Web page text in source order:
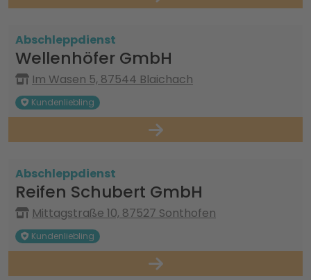
Abschleppdienst
Wellenhöfer GmbH
Im Wasen 5, 87544 Blaichach
Kundenliebling
Abschleppdienst
Reifen Schubert GmbH
Mittagstraße 10, 87527 Sonthofen
Kundenliebling